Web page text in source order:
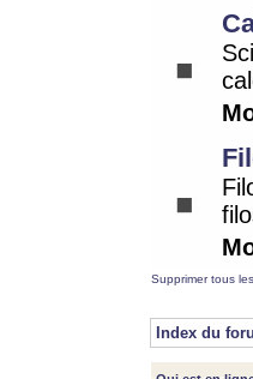
Supprimer tous
Index du